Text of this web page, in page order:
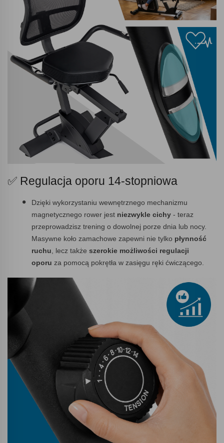
✅ Regulacja oporu 14-stopniowa
Dzięki wykorzystaniu wewnętrznego mechanizmu
magnetycznego rower jest niezwykle cichy - teraz
przeprowadzisz trening o dowolnej porze dnia lub nocy.
Masywne koło zamachowe zapewni nie tylko płynność
ruchu, lecz także szerokie możliwości regulacji
oporu za pomocą pokrętła w zasięgu ręki ćwiczącego.